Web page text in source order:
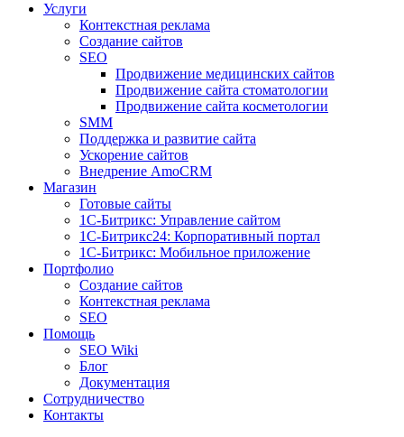
Услуги
Контекстная реклама
Создание сайтов
SEO
Продвижение медицинских сайтов
Продвижение сайта стоматологии
Продвижение сайта косметологии
SMM
Поддержка и развитие сайта
Ускорение сайтов
Внедрение AmoCRM
Магазин
Готовые сайты
1С-Битрикс: Управление сайтом
1С-Битрикс24: Корпоративный портал
1С-Битрикс: Мобильное приложение
Портфолио
Создание сайтов
Контекстная реклама
SEO
Помощь
SEO Wiki
Блог
Документация
Сотрудничество
Контакты